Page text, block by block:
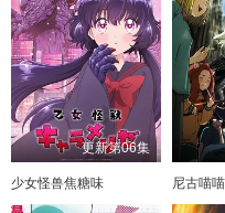
更新第06集
少女怪兽焦糖味 尼古喵喵